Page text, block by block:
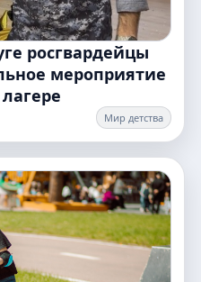
росгвардейцы
мероприятие
Мир детства